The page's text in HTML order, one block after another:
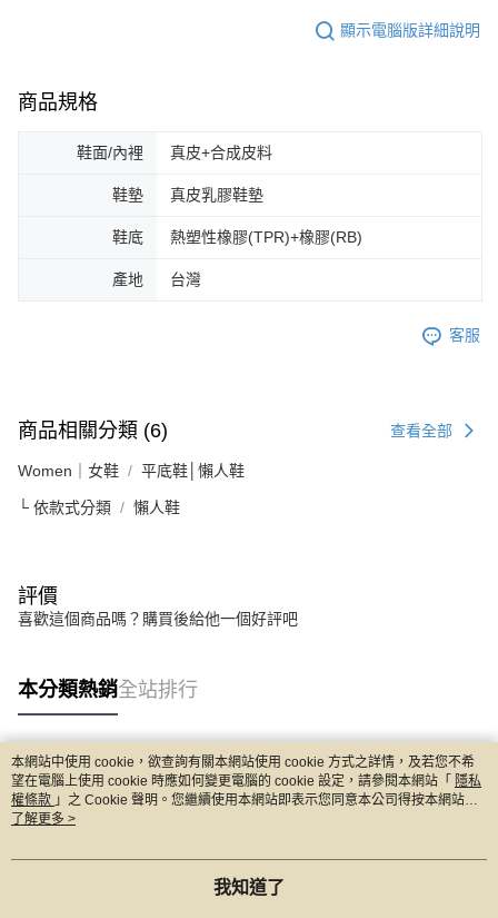
顯示電腦版詳細說明
商品規格
鞋面/內裡 真皮+合成皮料
鞋墊 真皮乳膠鞋墊
鞋底 熱塑性橡膠(TPR)+橡膠(RB)
產地 台灣
客服
商品相關分類 (6) 查看全部
Women｜女鞋 平底鞋│懶人鞋
└ 依款式分類 懶人鞋
評價
喜歡這個商品嗎？購買後給他一個好評吧
本分類熱銷全站排行
熱門標籤
本網站中使用 cookie，欲查詢有關本網站使用 cookie 方式之詳情，及若您不希
望在電腦上使用 cookie 時應如何變更電腦的 cookie 設定，請參閱本網站「 隱私
權條款 」之 Cookie 聲明。您繼續使用本網站即表示您同意本公司得按本網站使
用條款之 Cookie 聲明使用 cookie。
了解更多 >
我知道了